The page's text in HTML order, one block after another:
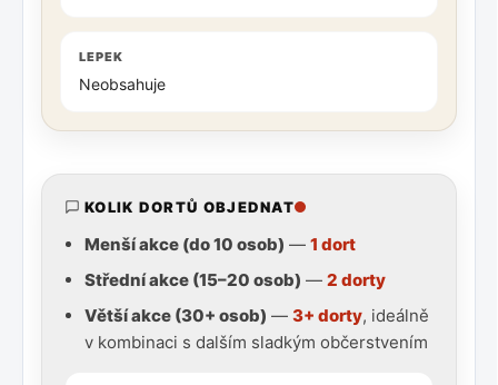
LEPEK
Neobsahuje
KOLIK DORTŮ OBJEDNAT
Menší akce (do 10 osob) — 1 dort
Střední akce (15–20 osob) — 2 dorty
Větší akce (30+ osob) — 3+ dorty, ideálně
v kombinaci s dalším sladkým občerstvením